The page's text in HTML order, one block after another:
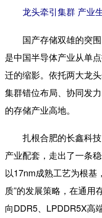
龙头牵引集群 产业
国产存储双雄的突围
是中国半导体产业从单
迁的缩影。依托两大龙
集群错位布局、协同发
的存储产业高地。
扎根合肥的长鑫科技
产业配套，走出了一条
以17nm成熟工艺为根基
质”的发展策略，在通用
向DDR5、LPDDR5X高